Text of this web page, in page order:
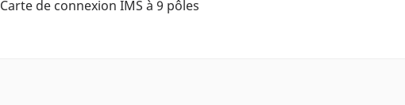
Carte de connexion IMS à 9 pôles